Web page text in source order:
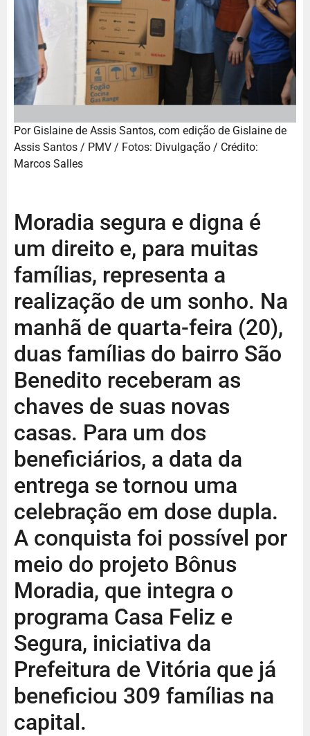
Por Gislaine de Assis Santos, com edição de Gislaine de
Assis Santos / PMV / Fotos: Divulgação / Crédito:
Marcos Salles
Moradia segura e digna é
um direito e, para muitas
famílias, representa a
realização de um sonho. Na
manhã de quarta-feira (20),
duas famílias do bairro São
Benedito receberam as
chaves de suas novas
casas. Para um dos
beneficiários, a data da
entrega se tornou uma
celebração em dose dupla.
A conquista foi possível por
meio do projeto Bônus
Moradia, que integra o
programa Casa Feliz e
Segura, iniciativa da
Prefeitura de Vitória que já
beneficiou 309 famílias na
capital.